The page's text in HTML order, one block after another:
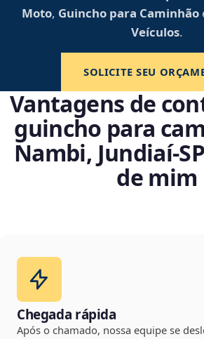
Moto, Guincho para Caminhão
Veículos.
SOLICITE SEU
Vantagens de
guincho para
Nambi,
de mim
Chegada rápida
Após o chamado, nossa equipe se